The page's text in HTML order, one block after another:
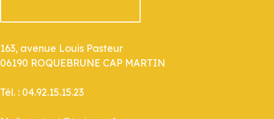
163, avenue Louis Pasteur
06190 ROQUEBRUNE CAP MARTIN
Tél. : 04.92.15.15.23